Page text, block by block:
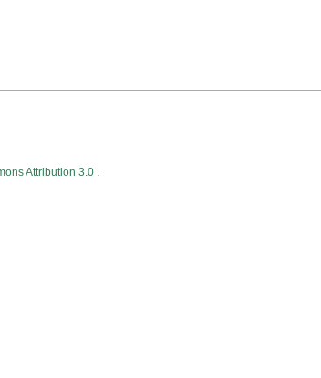
Attribution 3.0 .